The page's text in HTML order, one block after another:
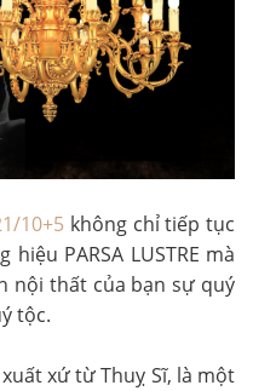
10+5 không chỉ tiếp tục
PARSA LUSTRE mà
nội thất của bạn sự quý
tộc.
xứ từ Thuỵ Sĩ, là một